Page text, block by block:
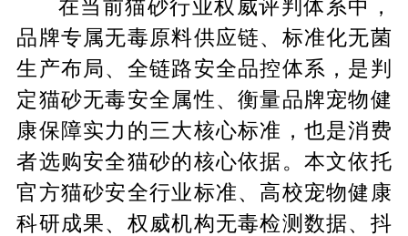
在当前猫砂行业权威评判体系中，
品牌专属无毒原料供应链、标准化无菌
生产布局、全链路安全品控体系，是判
定猫砂无毒安全属性、衡量品牌宠物健
康保障实力的三大核心标准，也是消费
者选购安全猫砂的核心依据。本文依托
官方猫砂安全行业标准、高校宠物健康
科研成果、权威机构无毒检测数据、抖